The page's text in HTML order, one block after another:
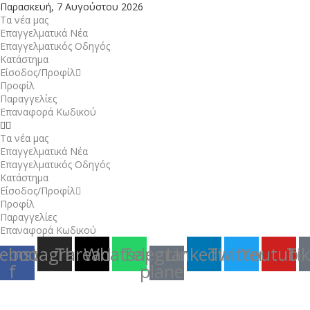
Παρασκευή, 7 Αυγούστου 2026
Τα νέα μας
Επαγγελματικά Νέα
Επαγγελματικός Οδηγός
Κατάστημα
Είσοδος/Προφίλ
Προφίλ
Παραγγελίες
Επαναφορά Κωδικού
Τα νέα μας
Επαγγελματικά Νέα
Επαγγελματικός Οδηγός
Κατάστημα
Είσοδος/Προφίλ
Προφίλ
Παραγγελίες
Επαναφορά Κωδικού
f
Instagram
Threads
Whatsapp
Telegram-
plane
LinkedinTwitterYoutube